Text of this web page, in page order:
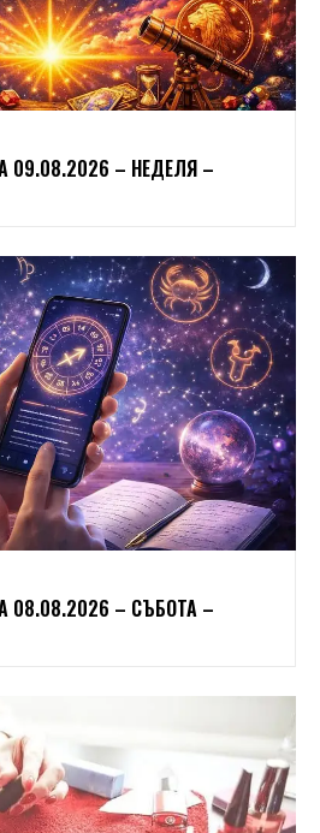
09.08.2026 – НЕДЕЛЯ –
08.08.2026 – СЪБОТА –